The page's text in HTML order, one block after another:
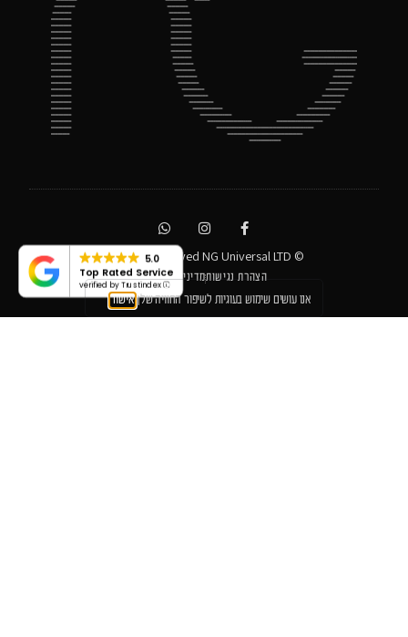
© All rights reserved NG Universal LTD
הצהרת נגישותמדיניות פרטיות
5.0
Top Rated Service
verified by Trustindex
אנו עושים שימוש בעוגיות לשיפור החוויה שלך אישור